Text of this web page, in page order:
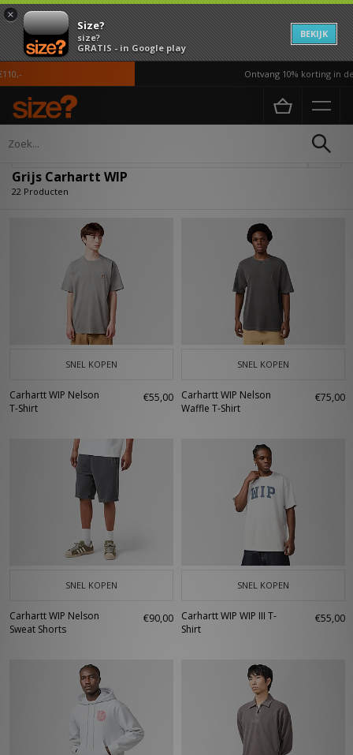
×
Size?
size?
GRATIS - in Google play
BEKIJK
Ontvang 10% korting in de
Home Grijs Carhartt WIP
Grijs Carhartt WIP
22 Producten
SNEL KOPEN
Carhartt WIP Nelson
T-Shirt
€55,00
SNEL KOPEN
Carhartt WIP Nelson
Waffle T-Shirt
€75,00
SNEL KOPEN
Carhartt WIP Nelson
Sweat Shorts
€90,00
SNEL KOPEN
Carhartt WIP WIP III T-
Shirt
€55,00